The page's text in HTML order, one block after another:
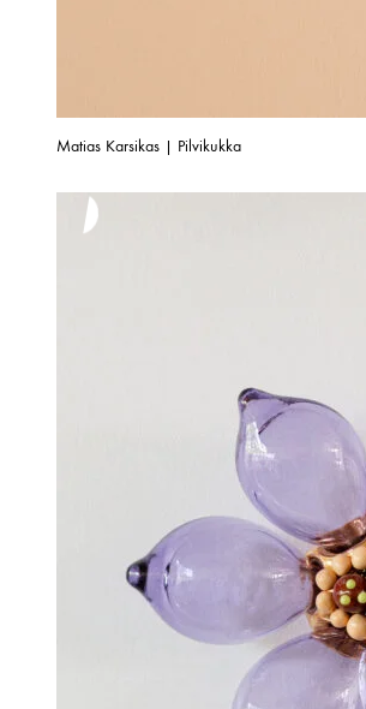
Matias Karsikas | Pilvikukka